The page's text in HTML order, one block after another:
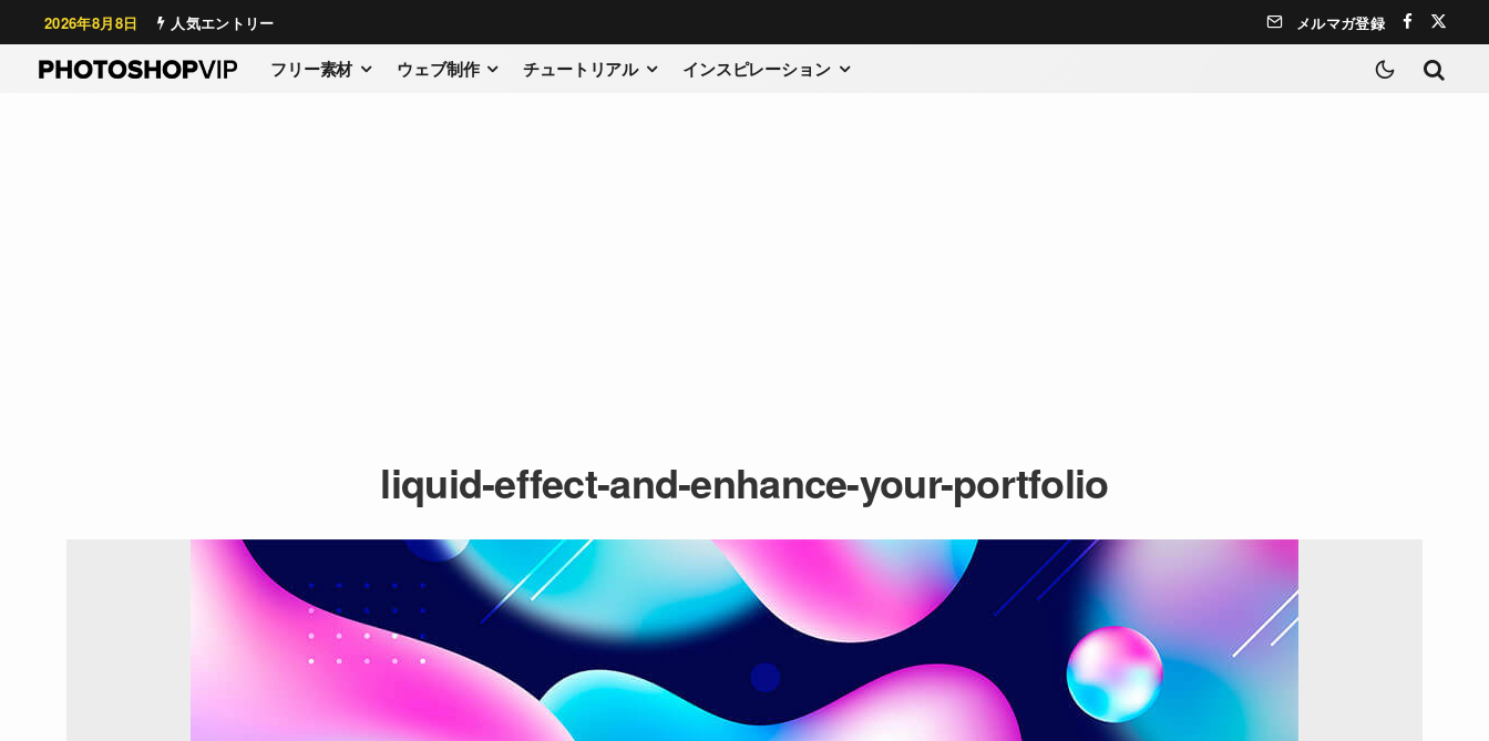
2026年8月8日 人気エントリー メルマガ登録
フリー素材 ウェブ制作 チュートリアル インスピレーション
liquid-effect-and-enhance-your-portfolio